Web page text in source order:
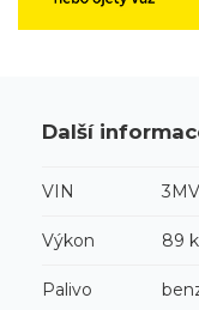
Další
VIN
Výkon 89
Palivo